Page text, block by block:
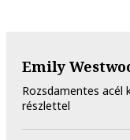
Emily
Rozsdamentes acél
részlettel